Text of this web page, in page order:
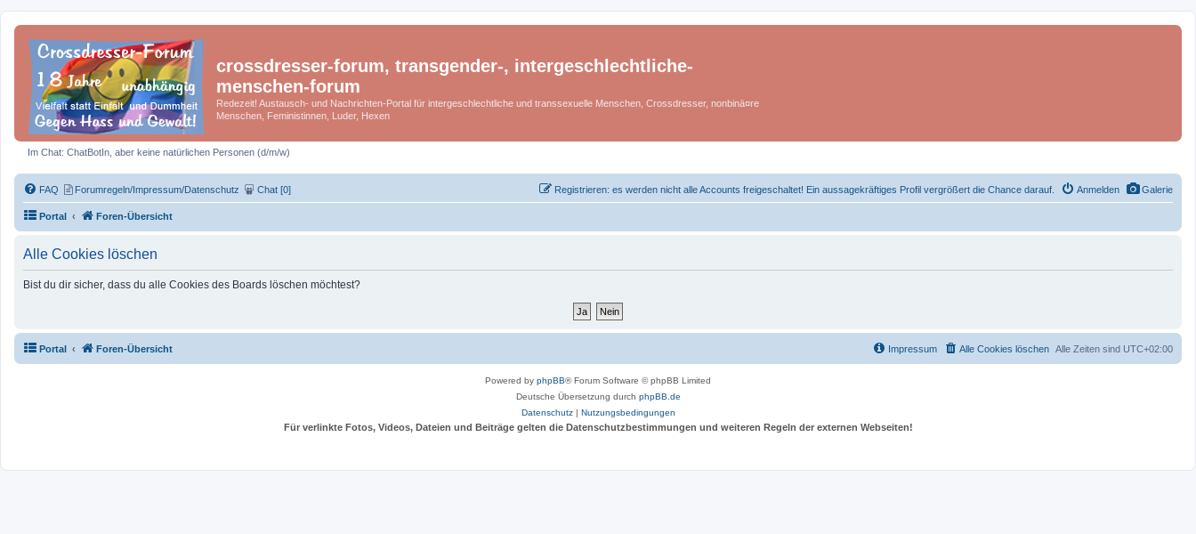
crossdresser-forum, transgender-, intergeschlechtliche-
menschen-forum
Redezeit! Austausch- und Nachrichten-Portal für intergeschlechtliche und transsexuelle Menschen, Crossdresser, nonbinä¤re
Menschen, Feministinnen, Luder, Hexen
Im Chat: ChatBotIn, aber keine natürlichen Personen (d/m/w)
Galerie
FAQ Forumregeln/Impressum/Datenschutz Chat [0] Anmelden
Registrieren: es werden nicht alle Accounts freigeschaltet! Ein aussagekräftiges Profil vergrößert die Chance darauf.
Portal Foren-Übersicht
Alle Cookies löschen
Bist du dir sicher, dass du alle Cookies des Boards löschen möchtest?
Portal Foren-Übersicht Alle Zeiten sind UTC+02:00
Alle Cookies löschen
Impressum
Powered by phpBB® Forum Software © phpBB Limited
Deutsche Übersetzung durch phpBB.de
Datenschutz| Nutzungsbedingungen
Für verlinkte Fotos, Videos, Dateien und Beiträge gelten die Datenschutzbestimmungen und weiteren Regeln der externen Webseiten!